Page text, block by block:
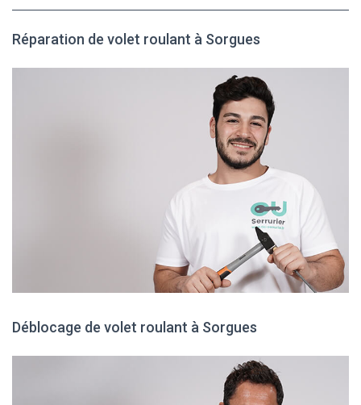
Réparation de volet roulant à Sorgues
Déblocage de volet roulant à Sorgues